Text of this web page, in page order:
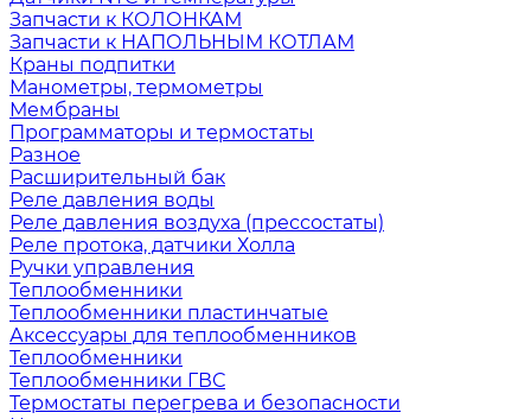
Запчасти к КОЛОНКАМ
Запчасти к НАПОЛЬНЫМ КОТЛАМ
Краны подпитки
Манометры, термометры
Мембраны
Программаторы и термостаты
Разное
Расширительный бак
Реле давления воды
Реле давления воздуха (прессостаты)
Реле протока, датчики Холла
Ручки управления
Теплообменники
Теплообменники пластинчатые
Аксессуары для теплообменников
Теплообменники
Теплообменники ГВС
Термостаты перегрева и безопасности